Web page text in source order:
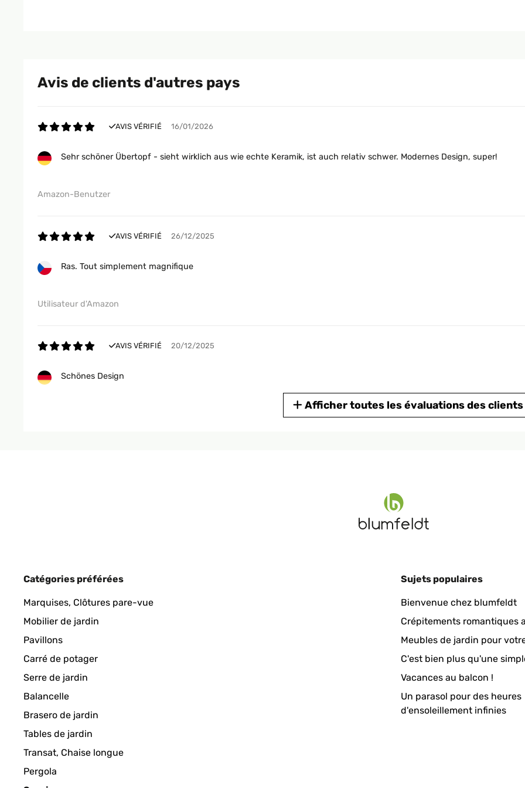
Avis de clients d'autres pays
AVIS VÉRIFIÉ 16/01/2026
Sehr schöner Übertopf - sieht wirklich aus wie echte Keramik, ist auch relativ schwer. Modernes Design, super!
Amazon-Benutzer
AVIS VÉRIFIÉ 26/12/2025
Ras. Tout simplement magnifique
Utilisateur d'Amazon
AVIS VÉRIFIÉ 20/12/2025
Schönes Design
and now it's very sturdy. The design is pretty and I've gotten a lot of compliments on it.
Ach, ich bin richtig verliebt in diese Übertöpfe. Ich hab direkt nochmal bestellt. Sie sind sehr schwer, was gut ist, so
Amazon-Benutzer
Wertiger Übertopf für große Pflanzen Der Blumenübertopf kam schnell und sehr gut verpackt an. Er sieht sehr gut
Monstera-Pflanze im Einsatz. Würde ihn jeder Zeit wieder kaufen.
Amazon-Benutzer
Afficher toutes les évaluations des clients
Catégories préférées
Marquises, Clôtures pare-vue
Mobilier de jardin
Pavillons
Carré de potager
Serre de jardin
Balancelle
Brasero de jardin
Tables de jardin
Transat, Chaise longue
Pergola
Sujets populaires
Bienvenue chez blumfeldt
Crépitements romantiques
Meubles de jardin pour
C'est bien plus qu'une
Vacances au balcon !
Un parasol pour des heures
d'ensoleillement infinies